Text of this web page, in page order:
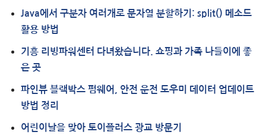
Java에서 구분자 여러개로 문자열 분할하기: split() 메소드
활용 방법
기흥 리빙파워센터 다녀왔습니다. 쇼핑과 가족 나들이에 좋
은 곳
파인뷰 블랙박스 펌웨어, 안전 운전 도우미 데이터 업데이트
방법 정리
어린이날을 맞아 토이플러스 광교 방문기